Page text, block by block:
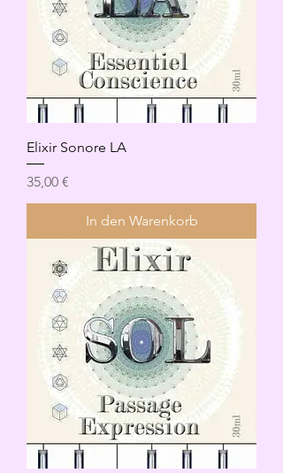
Elixir Sonore LA
Preis
35,00 €
In den Warenkorb